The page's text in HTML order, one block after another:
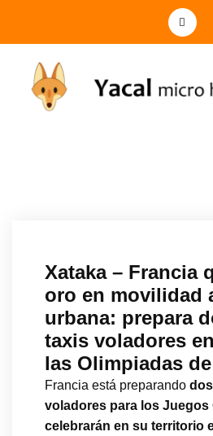
Xataka – Francia
oro en movilidad
urbana: prepara
taxis voladores
las Olimpiadas de
Francia está preparando
voladores para los Juegos
celebrarán en su territorio